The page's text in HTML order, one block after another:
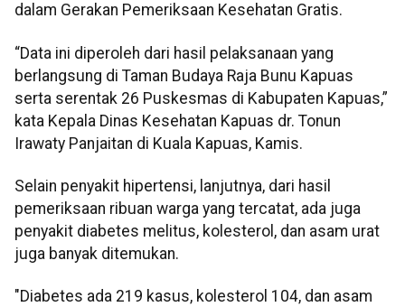
dalam Gerakan Pemeriksaan Kesehatan Gratis.
“Data ini diperoleh dari hasil pelaksanaan yang
berlangsung di Taman Budaya Raja Bunu Kapuas
serta serentak 26 Puskesmas di Kabupaten Kapuas,”
kata Kepala Dinas Kesehatan Kapuas dr. Tonun
Irawaty Panjaitan di Kuala Kapuas, Kamis.
Selain penyakit hipertensi, lanjutnya, dari hasil
pemeriksaan ribuan warga yang tercatat, ada juga
penyakit diabetes melitus, kolesterol, dan asam urat
juga banyak ditemukan.
"Diabetes ada 219 kasus, kolesterol 104, dan asam